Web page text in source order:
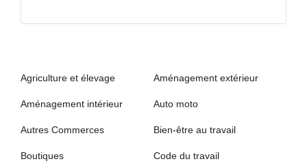
Agriculture et élevage Aménagement extérieur
Aménagement intérieur Auto moto
Autres Commerces Bien-être au travail
Boutiques Code du travail